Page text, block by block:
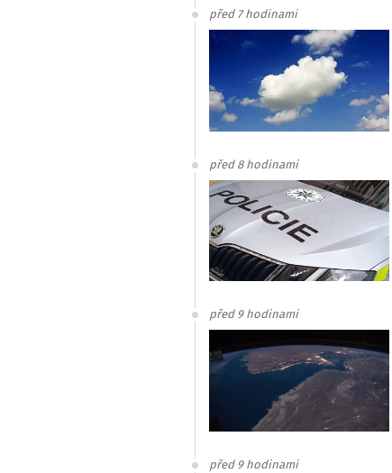
před 7 hodinami
před 8 hodinami
před 9 hodinami
před 9 hodinami